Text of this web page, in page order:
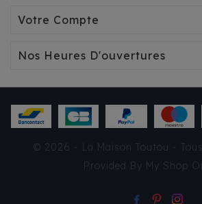
Votre Compte
Nos Heures D'ouvertures
© 2026 - La Maison Toutou -
Provided By My Shop